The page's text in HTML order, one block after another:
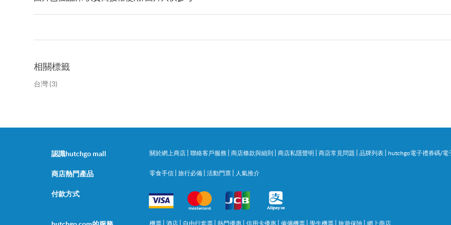
相關標籤
台灣 (3)
認識hutchgo mall 關於網上商店 聯絡客戶服務 商店條款與細則 商店私隱聲明 商店常見問題 品牌列表 hutchgo電子禮券碼/電
商店熱門產品 零食手信 旅行必備 活動門票 人氣推介
付款方式
機票 酒店 自由行套票 熱門優惠 信用卡優惠 僱傭機票 學生機票 旅遊保險 網上商店